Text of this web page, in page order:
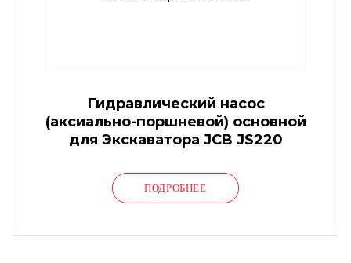
Гидравлический насос
(аксиально-поршневой) основной
для Экскаватора JCB JS220
ПОДРОБНЕЕ